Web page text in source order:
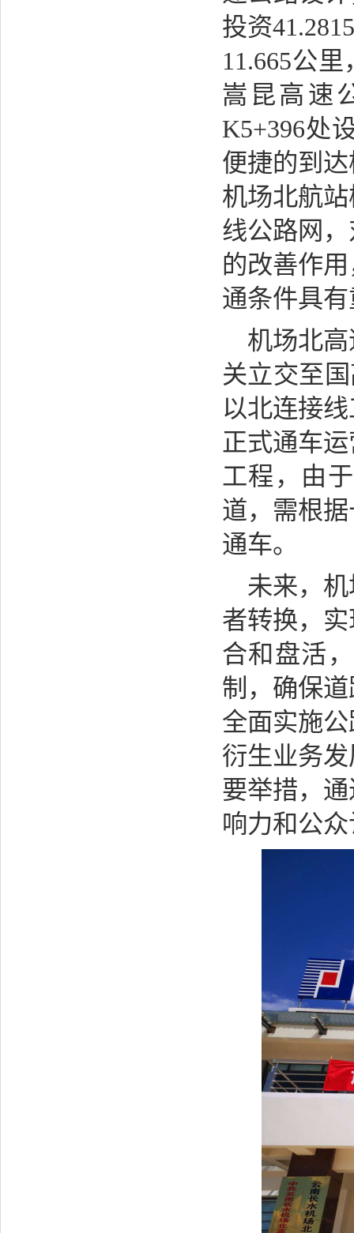
投资
11.665公
嵩昆高速
K5+396处
便捷的到
机场北航
线公路网
的改善作
通条件具
机场北
关立交至
以北连接
正式通车
工程，由
道，需根
通车。
未来，
者转换，
合和盘活
制，确保
全面实施
衍生业务
要举措，
响力和公